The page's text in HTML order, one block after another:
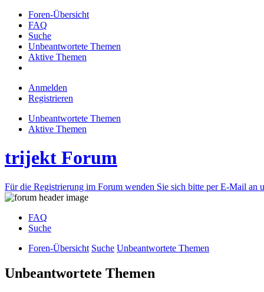
Foren-Übersicht
FAQ
Suche
Unbeantwortete Themen
Aktive Themen
Anmelden
Registrieren
Unbeantwortete Themen
Aktive Themen
trijekt Forum
Für die Registrierung im Forum wenden Sie sich bitte per E-Mail an
FAQ
Suche
Foren-Übersicht Suche Unbeantwortete Themen
Unbeantwortete Themen